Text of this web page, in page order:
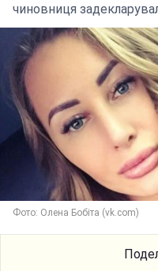
чиновниця
Фото: Олена Бобіта (vk.com)